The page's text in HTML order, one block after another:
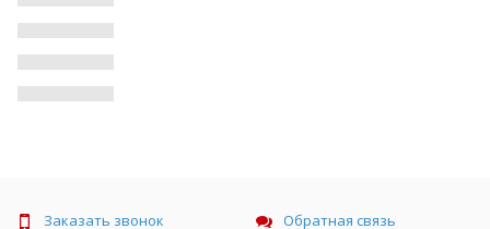
Заказать звонок Обратная связь